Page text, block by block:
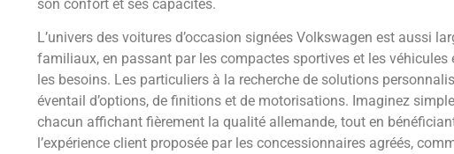
son confort et ses capacités.
L’univers des voitures d’occasion signées Volkswagen est aussi
familiaux, en passant par les compactes sportives et les
les besoins. Les particuliers à la recherche de solutions
éventail d’options, de finitions et de motorisations. Imaginez
chacun affichant fièrement la qualité allemande, tout en
l’expérience client proposée par les concessionnaires agréés,